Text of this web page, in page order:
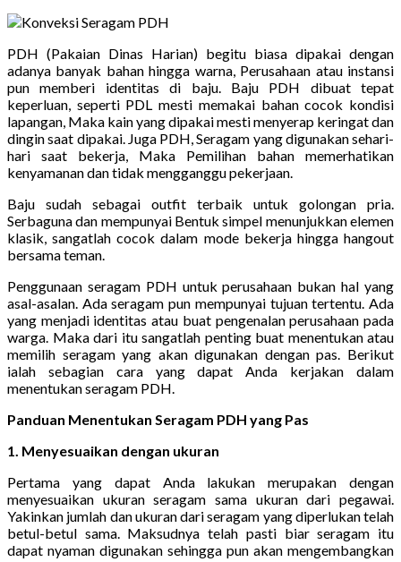
PDH (Pakaian Dinas Harian) begitu biasa dipakai dengan
adanya banyak bahan hingga warna, Perusahaan atau instansi
pun memberi identitas di baju. Baju PDH dibuat tepat
keperluan, seperti PDL mesti memakai bahan cocok kondisi
lapangan, Maka kain yang dipakai mesti menyerap keringat dan
dingin saat dipakai. Juga PDH, Seragam yang digunakan sehari-
hari saat bekerja, Maka Pemilihan bahan memerhatikan
kenyamanan dan tidak mengganggu pekerjaan.
Baju sudah sebagai outfit terbaik untuk golongan pria.
Serbaguna dan mempunyai Bentuk simpel menunjukkan elemen
klasik, sangatlah cocok dalam mode bekerja hingga hangout
bersama teman.
Penggunaan seragam PDH untuk perusahaan bukan hal yang
asal-asalan. Ada seragam pun mempunyai tujuan tertentu. Ada
yang menjadi identitas atau buat pengenalan perusahaan pada
warga. Maka dari itu sangatlah penting buat menentukan atau
memilih seragam yang akan digunakan dengan pas. Berikut
ialah sebagian cara yang dapat Anda kerjakan dalam
menentukan seragam PDH.
Panduan Menentukan Seragam PDH yang Pas
1. Menyesuaikan dengan ukuran
Pertama yang dapat Anda lakukan merupakan dengan
menyesuaikan ukuran seragam sama ukuran dari pegawai.
Yakinkan jumlah dan ukuran dari seragam yang diperlukan telah
betul-betul sama. Maksudnya telah pasti biar seragam itu
dapat nyaman digunakan sehingga pun akan mengembangkan